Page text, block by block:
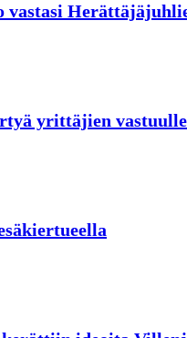
vastasi
yrittäjien vastuulle